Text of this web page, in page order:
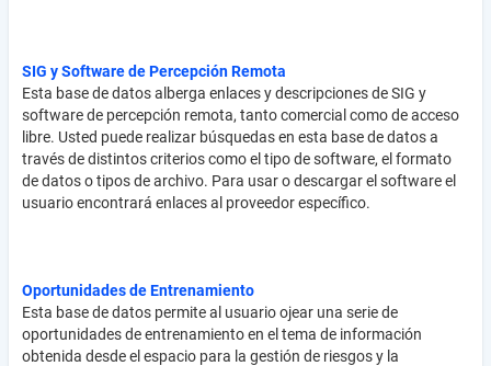
SIG y Software de Percepción Remota
Esta base de datos alberga enlaces y descripciones de SIG y
software de percepción remota, tanto comercial como de acceso
libre. Usted puede realizar búsquedas en esta base de datos a
través de distintos criterios como el tipo de software, el formato
de datos o tipos de archivo. Para usar o descargar el software el
usuario encontrará enlaces al proveedor específico.
Oportunidades de Entrenamiento
Esta base de datos permite al usuario ojear una serie de
oportunidades de entrenamiento en el tema de información
obtenida desde el espacio para la gestión de riesgos y la